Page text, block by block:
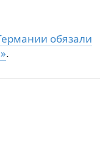
обязали
.